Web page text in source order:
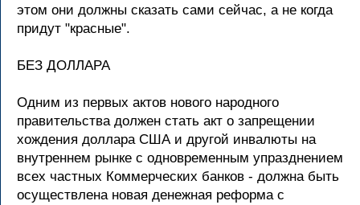
этом они должны сказать сами сейчас, а не когда
придут "красные".
БЕЗ ДОЛЛАРА
Одним из первых актов нового народного
правительства должен стать акт о запрещении
хождения доллара США и другой инвалюты на
внутреннем рынке с одновременным упразднением
всех частных Коммерческих банков - должна быть
осуществлена новая денежная реформа с